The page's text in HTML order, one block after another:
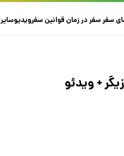
سفرسفر در زمانقوانین سفرویدیوسایر
+ ویدئو